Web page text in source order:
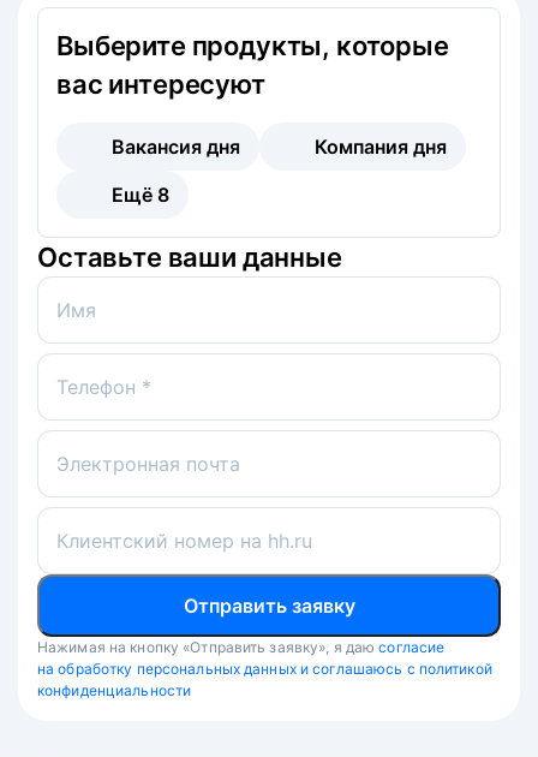
Выберите продукты, которые
вас интересуют
Вакансия дня
Компания дня
Ещё 8
Оставьте ваши данные
Имя
Телефон *
Электронная почта
Клиентский номер на hh.ru
Отправить заявку
Нажимая на кнопку «Отправить заявку», я даю согласие
на обработку персональных данных и соглашаюсь с политикой
конфиденциальности